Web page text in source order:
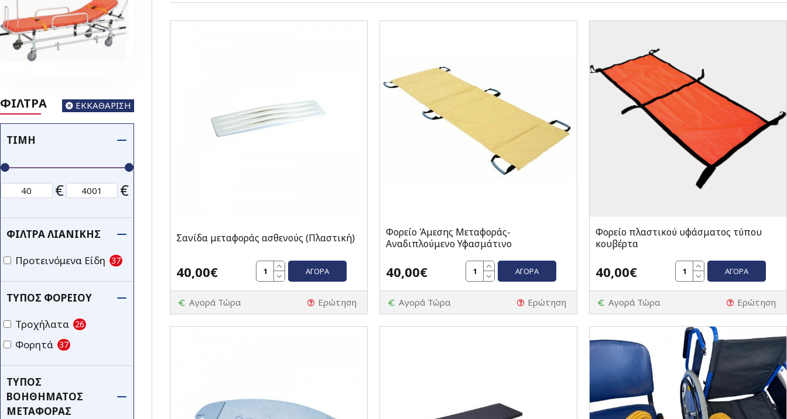
ΦΙΛΤΡΑ ΕΚΚΑΘΑΡΙΣΗ
ΤΙΜΉ
€ €
ΦΊΛΤΡΑ ΛΙΑΝΙΚΉΣ
Προτεινόμενα Είδη 37
ΤΎΠΟΣ
ΒΟΗΘΉΜΑΤΟΣ
ΜΕΤΑΦΟΡΆΣ
ΤΎΠΟΣ ΦΟΡΕΊΟΥ
Τροχήλατα 26
Φορητά 37
Σανίδα μεταφοράς ασθενούς (Πλαστική)
40,00€ ΑΓΟΡΆ
Αγορά Τώρα Ερώτηση
Φορείο Άμεσης Μεταφοράς-
Αναδιπλούμενο Υφασμάτινο
40,00€ ΑΓΟΡΆ
Αγορά Τώρα Ερώτηση
Φορείο πλαστικού υφάσματος τύπου
κουβέρτα
40,00€ ΑΓΟΡΆ
Αγορά Τώρα Ερώτηση